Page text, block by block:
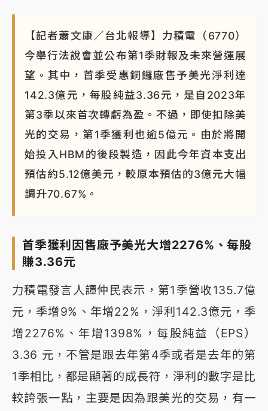
【記者蕭文康／台北報導】力積電（6770）
今舉行法說會並公布第1季財報及未來營運展
望。其中，首季受惠銅鑼廠售予美光淨利達
142.3億元，每股純益3.36元，是自2023年
第3季以來首次轉虧為盈。不過，即使扣除美
光的交易，第1季獲利也逾5億元。由於將開
始投入HBM的後段製造，因此今年資本支出
預估約5.12億美元，較原本預估的3億元大幅
調升70.67%。
首季獲利因售廠予美光大增2276%、每股
賺3.36元
力積電發言人譚仲民表示，第1季營收135.7億
元，季增9%、年增22%，淨利142.3億元，季
增2276%、年增1398%，每股純益（EPS）
3.36 元，不管是跟去年第4季或者是去年的第
1季相比，都是顯著的成長符，淨利的數字是比
較誇張一點，主要是因為跟美光的交易，有一